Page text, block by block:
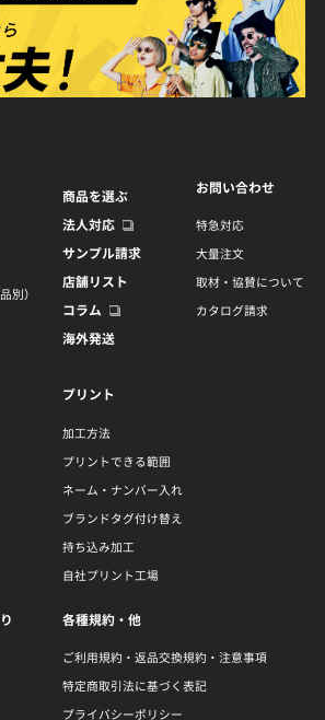
別）
商品を選ぶ
法人対応
サンプル請求
店舗リスト
コラム
海外発送
お問い合わせ
特急対応
大量注文
取材・協賛について
カタログ請求
プリント
加工方法
プリントできる範囲
ネーム・ナンバー入れ
ブランドタグ付け替え
持ち込み加工
自社プリント工場
各種規約・他
ご利用規約・返品交換規約・注意事項
特定商取引法に基づく表記
プライバシーポリシー